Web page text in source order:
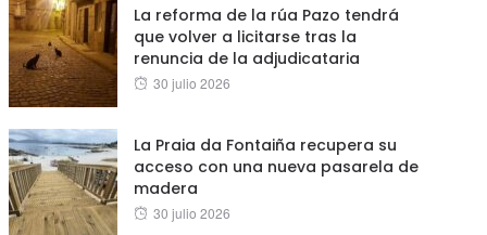
La reforma de la rúa Pazo tendrá
que volver a licitarse tras la
renuncia de la adjudicataria
Posted
30 julio 2026
La Praia da Fontaiña recupera su
acceso con una nueva pasarela de
madera
Posted
30 julio 2026